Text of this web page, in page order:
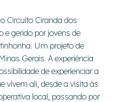
Circuito Ciranda dos
e gerido por jovens de
Um projeto de
Gerais. A experiência
de experienciar a
vivem ali, desde a visita às
local, passando por